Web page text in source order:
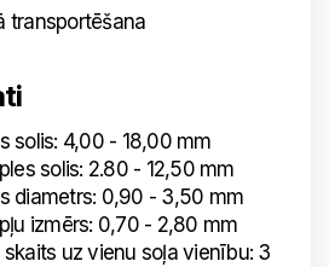
4,00 - 18,00 mm
solis: 2.80 - 12,50 mm
0,90 - 3,50 mm
izmērs: 0,70 - 2,80 mm
uz vienu soļa vienību: 3